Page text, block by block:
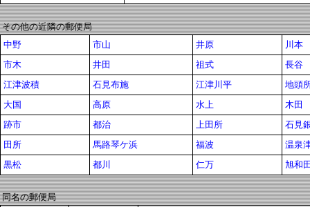
その他の近隣の郵便局
中野
市山 井原
川本
市木
井田 祖式
長谷
江津波積
石見布施 江津川平
地頭
大国
高原 水上
木田
跡市
都治 上田所
石見
田所
馬路琴ケ浜 福波
温泉
黒松
都川 仁万 旭和
同名の郵便局